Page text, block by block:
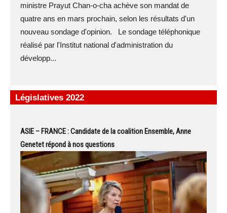
ministre Prayut Chan-o-cha achève son mandat de
quatre ans en mars prochain, selon les résultats d'un
nouveau sondage d'opinion. Le sondage téléphonique
réalisé par l'Institut national d'administration du
développ...
Législatives 2022
ASIE – FRANCE : Candidate de la coalition Ensemble, Anne
Genetet répond à nos questions